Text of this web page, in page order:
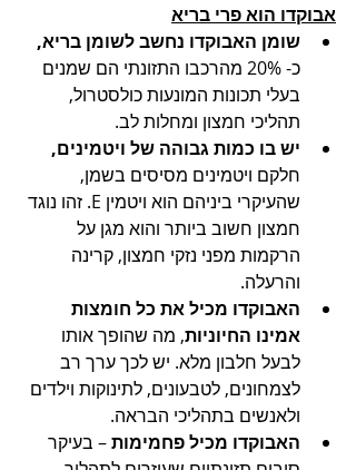
אבוקדו הוא פרי בריא
שומן האבוקדו נחשב לשומן בריא,
כ- 20% מהרכבו התזונתי הם שמנים
בעלי תכונות המונעות כולסטרול,
תהליכי חמצון ומחלות לב.
יש בו כמות גבוהה של ויטמינים,
חלקם ויטמינים מסיסים בשמן,
שהעיקרי ביניהם הוא ויטמין E. זהו נוגד
חמצון חשוב ביותר והוא מגן על
הרקמות מפני נזקי חמצון, קרינה
והרעלה.
האבוקדו מכיל את כל חומצות
אמינו החיוניות, מה שהופך אותו
לבעל חלבון מלא. יש לכך ערך רב
לצמחונים, לטבעונים, לתינוקות וילדים
ולאנשים בתהליכי הבראה.
האבוקדו מכיל פחמימות – בעיקר